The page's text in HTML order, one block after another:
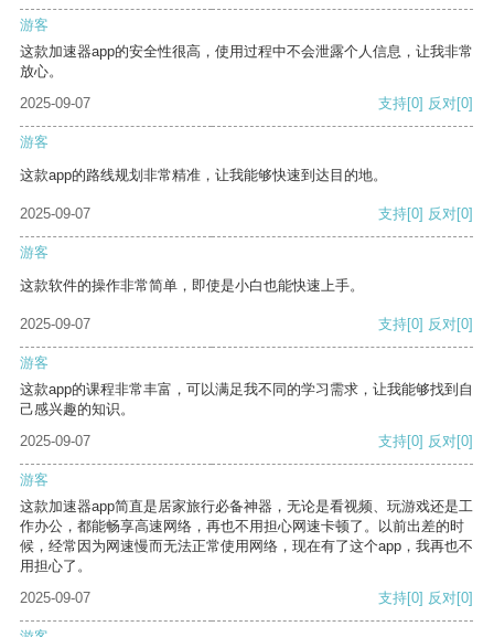
游客
这款加速器app的安全性很高，使用过程中不会泄露个人信息，让我非常
放心。
2025-09-07
支持[0] 反对[0]
游客
这款app的路线规划非常精准，让我能够快速到达目的地。
2025-09-07 支持[0] 反对[0]
游客
这款软件的操作非常简单，即使是小白也能快速上手。
2025-09-07 支持[0] 反对[0]
游客
这款app的课程非常丰富，可以满足我不同的学习需求，让我能够找到自
己感兴趣的知识。
2025-09-07
支持[0] 反对[0]
游客
这款加速器app简直是居家旅行必备神器，无论是看视频、玩游戏还是工
作办公，都能畅享高速网络，再也不用担心网速卡顿了。以前出差的时
候，经常因为网速慢而无法正常使用网络，现在有了这个app，我再也不
用担心了。
2025-09-07
支持[0] 反对[0]